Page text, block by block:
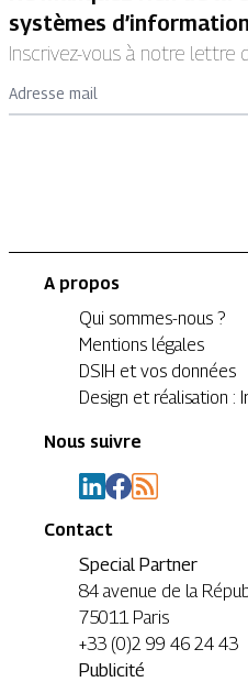
systèmes
Inscrivez-vous à notre lettre
Adresse mail
A propos
Qui sommes-nous ?
Mentions légales
DSIH et vos données
Design et réalisation :
Nous suivre
Contact
Special Partner
84 avenue de la
75011 Paris
+33 (0)2 99 46 24 43
Publicité